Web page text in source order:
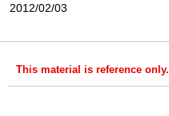
2012/02/03
This material is reference only.